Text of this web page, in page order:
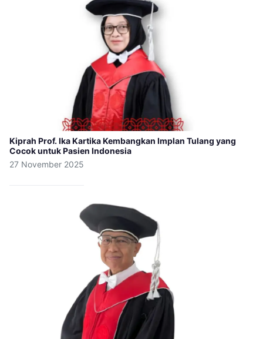
Kiprah Prof. Ika Kartika Kembangkan Implan Tulang yang
Cocok untuk Pasien Indonesia
27 November 2025